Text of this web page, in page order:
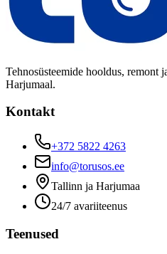
Tehnosüsteemide hooldus, remont
Harjumaal.
Kontakt
+372 5822 4263
info@torusos.ee
Tallinn ja Harjumaa
24/7 avariiteenus
Teenused